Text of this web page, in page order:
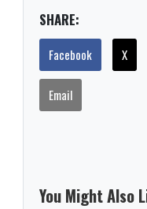
SHARE:
Facebook X
Email
You Might Also